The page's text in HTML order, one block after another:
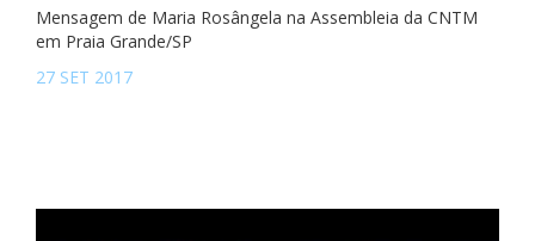
Mensagem de Maria Rosângela na Assembleia da CNTM
em Praia Grande/SP
27 SET 2017